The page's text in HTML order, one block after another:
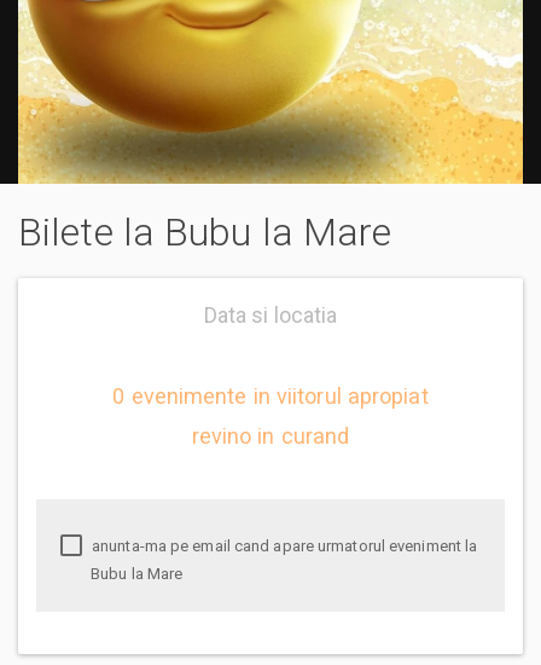
Bilete la Bubu la Mare
Data si locatia
0 evenimente in viitorul apropiat
revino in curand
Bubu la Mare